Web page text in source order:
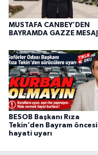
MUSTAFA CANBEY’DEN
BAYRAMDA GAZZE MESAJI
BESOB Başkanı Rıza
Tekin’den Bayram öncesi
hayati uyarı